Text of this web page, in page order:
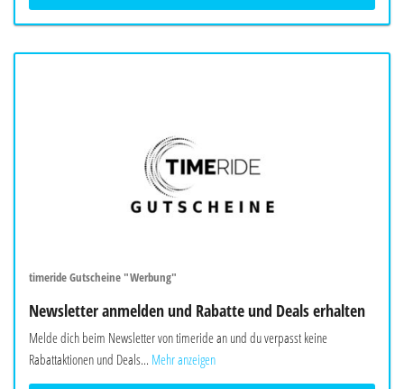
timeride Gutscheine "Werbung"
Newsletter anmelden und Rabatte und Deals erhalten
Melde dich beim Newsletter von timeride an und du verpasst keine
Rabattaktionen und Deals... Mehr anzeigen